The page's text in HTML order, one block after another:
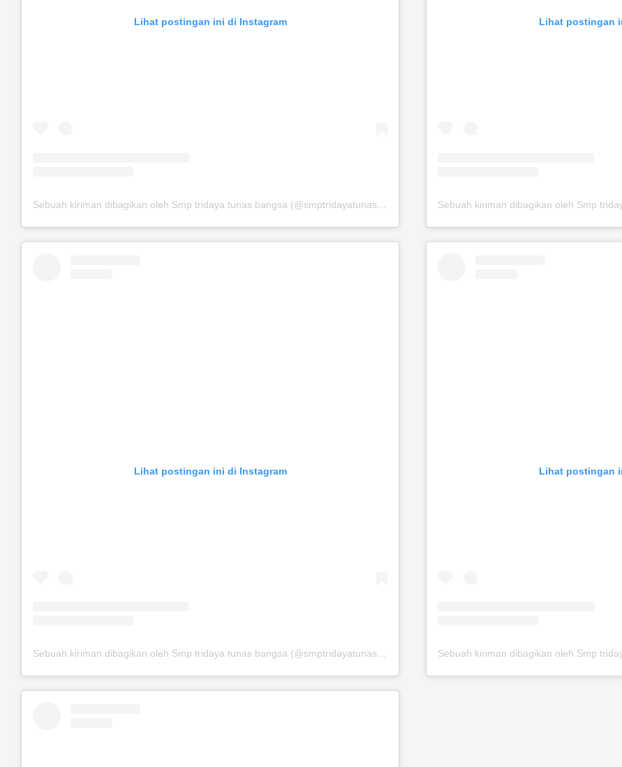
Lihat postingan ini di Instagram
Sebuah kiriman dibagikan oleh Smp tridaya tunas bangsa (@smptridayatunasbangsa)
Lihat postingan
Lihat postingan ini di Instagram
Sebuah kiriman dibagikan oleh Smp tridaya tunas bangsa (@smptridayatunasbangsa)
Lihat postingan